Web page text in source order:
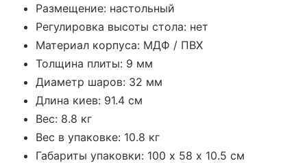
Размещение: настольный
Регулировка высоты стола: нет
Материал корпуса: МДФ / ПВХ
Толщина плиты: 9 мм
Диаметр шаров: 32 мм
Длина киев: 91.4 см
Вес: 8.8 кг
Вес в упаковке: 10.8 кг
Габариты упаковки: 100 х 58 х 10.5 см